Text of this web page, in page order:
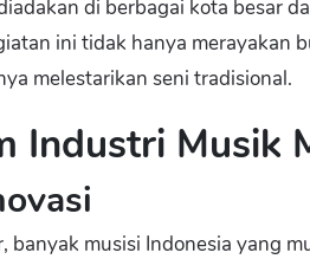
di berbagai kota besar
ini tidak hanya merayakan
melestarikan seni tradisional.
Industri Musik
banyak musisi Indonesia yang